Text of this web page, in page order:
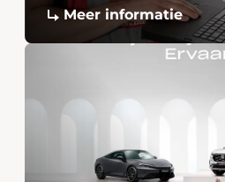
Meer informatie